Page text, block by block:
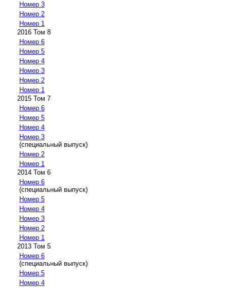
Номер 3
Номер 2
Номер 1
2016 Том 8
Номер 6
Номер 5
Номер 4
Номер 3
Номер 2
Номер 1
2015 Том 7
Номер 6
Номер 5
Номер 4
Номер 3
(специальный выпуск)
Номер 2
Номер 1
2014 Том 6
Номер 6
(специальный выпуск)
Номер 5
Номер 4
Номер 3
Номер 2
Номер 1
2013 Том 5
Номер 6
(специальный выпуск)
Номер 5
Номер 4